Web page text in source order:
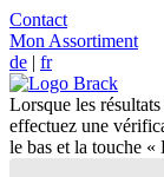
Contact
Mon Assortiment
de | fr
Lorsque les
effectuez une
le bas et la touche «